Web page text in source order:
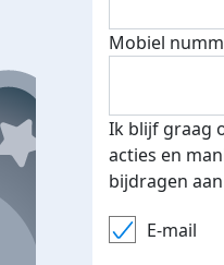
Mobiel
Ik blijf graag
acties en
bijdragen aan
E-mail